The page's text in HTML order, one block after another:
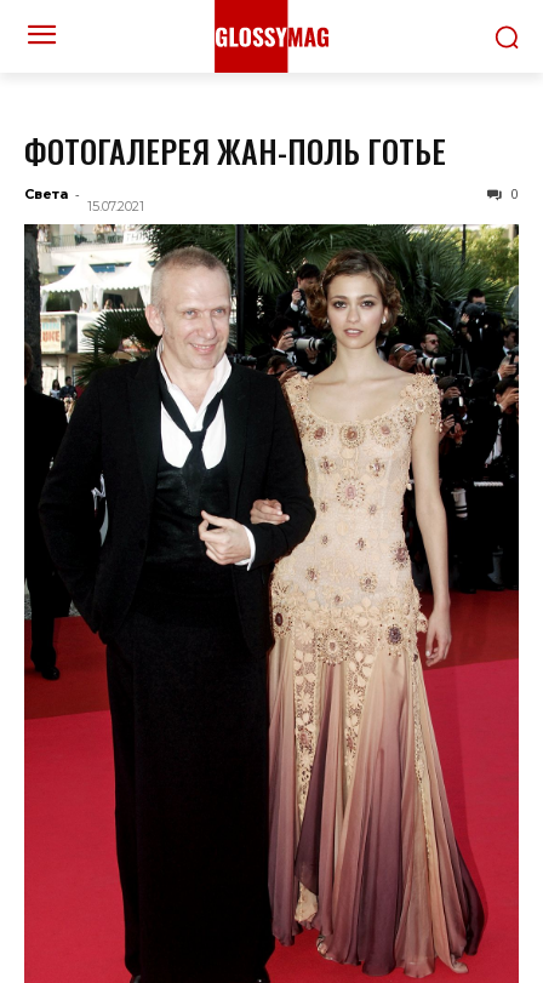
ФОТОГАЛЕРЕЯ ЖАН-ПОЛЬ ГОТЬЕ
Света -
15.07.2021
0